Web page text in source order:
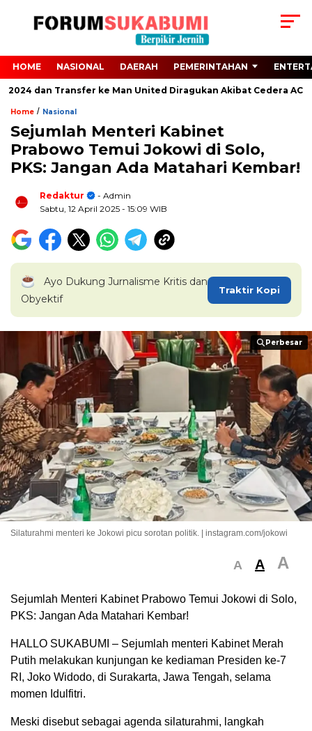
HOME NASIONAL DAERAH PEMERINTAHAN
dan Transfer ke Man United Diragukan Akibat Cedera ACL
Home / Nasional
Sejumlah Menteri Kabinet
Prabowo Temui Jokowi di Solo,
PKS: Jangan Ada Matahari Kembar!
Redaktur
- Admin
Sabtu, 12 April 2025 - 15:09 WIB
Ayo Dukung Jurnalisme Kritis dan
Obyektif
Traktir Kopi
Perbesar
Perbesar
Silaturahmi menteri ke Jokowi picu sorotan politik. | instagram.com/jokowi
A A A
Sejumlah Menteri Kabinet Prabowo Temui Jokowi di Solo,
PKS: Jangan Ada Matahari Kembar!
HALLO SUKABUMI – Sejumlah menteri Kabinet Merah
Putih melakukan kunjungan ke kediaman Presiden ke-7
RI, Joko Widodo, di Surakarta, Jawa Tengah, selama
momen Idulfitri.
Meski disebut sebagai agenda silaturahmi, langkah